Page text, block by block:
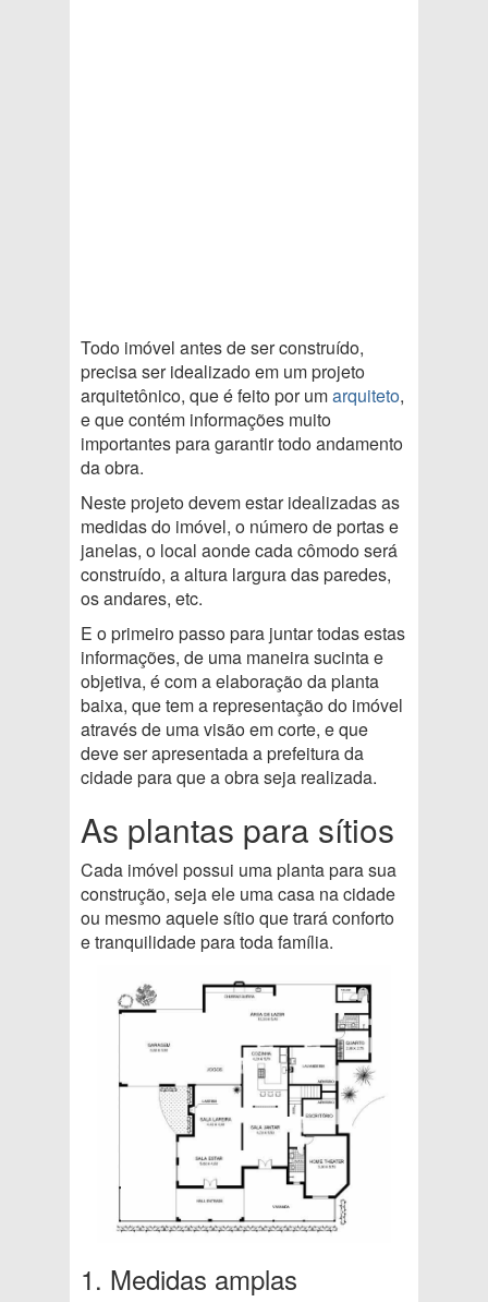
Todo imóvel antes de ser construído,
precisa ser idealizado em um projeto
arquitetônico, que é feito por umarquiteto,
e que contém informações muito
importantes para garantir todo andamento
da obra.
Neste projeto devem estar idealizadas as
medidas do imóvel, o número de portas e
janelas, o local aonde cada cômodo será
construído, a altura largura das paredes,
os andares, etc.
E o primeiro passo para juntar todas estas
informações, de uma maneira sucinta e
objetiva, é com a elaboração da planta
baixa, que tem a representação do imóvel
através de uma visão em corte, e que
deve ser apresentada a prefeitura da
cidade para que a obra seja realizada.
As plantas para sítios
Cada imóvel possui uma planta para sua
construção, seja ele uma casa na cidade
ou mesmo aquele sítio que trará conforto
e tranquilidade para toda família.
1. Medidas amplas